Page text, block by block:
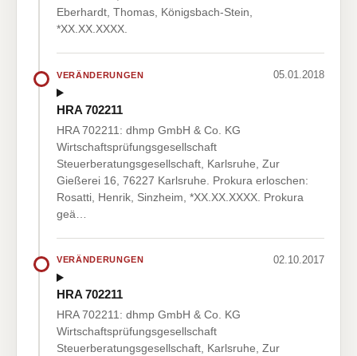
Eberhardt, Thomas, Königsbach-Stein,
*XX.XX.XXXX.
VERÄNDERUNGEN 05.01.2018
HRA 702211
HRA 702211: dhmp GmbH & Co. KG
Wirtschaftsprüfungsgesellschaft
Steuerberatungsgesellschaft, Karlsruhe, Zur
Gießerei 16, 76227 Karlsruhe. Prokura erloschen:
Rosatti, Henrik, Sinzheim, *XX.XX.XXXX. Prokura
geä…
VERÄNDERUNGEN 02.10.2017
HRA 702211
HRA 702211: dhmp GmbH & Co. KG
Wirtschaftsprüfungsgesellschaft
Steuerberatungsgesellschaft, Karlsruhe, Zur